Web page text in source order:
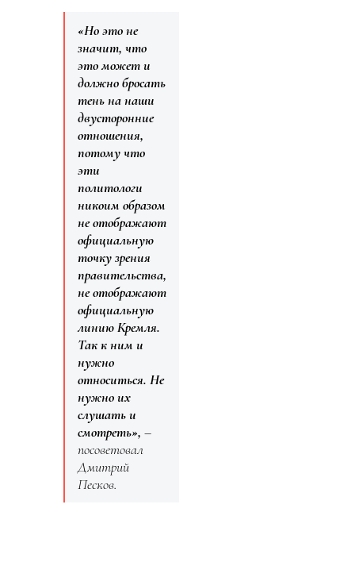
«Но это не
значит, что
это может и
должно бросать
тень на наши
двусторонние
отношения,
потому что
эти
политологи
никоим образом
не отображают
официальную
точку зрения
правительства,
не отображают
официальную
линию Кремля.
Так к ним и
нужно
относиться. Не
нужно их
слушать и
смотреть», –
посоветовал
Дмитрий
Песков.